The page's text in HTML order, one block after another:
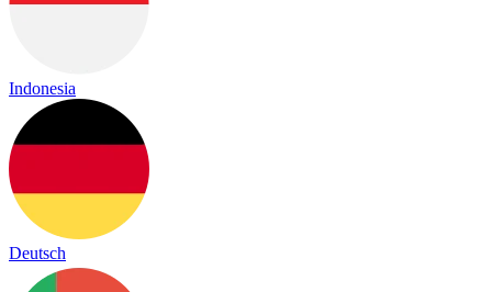
Indonesia
Deutsch